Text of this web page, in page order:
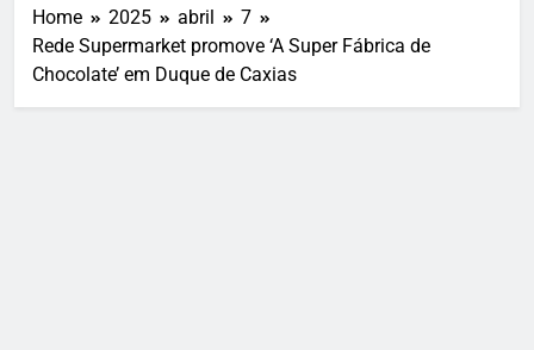
Home 2025 abril
7
Rede Supermarket promove ‘A Super Fábrica de
Chocolate’ em Duque de Caxias